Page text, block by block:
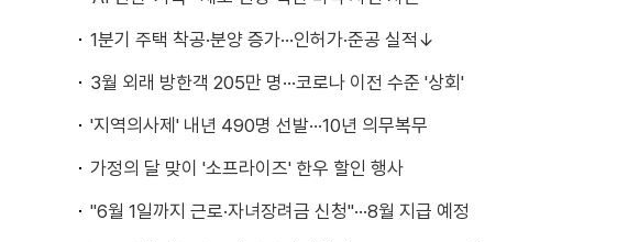
1분기 주택 착공·분양 증가···인허가·준공 실적↓
3월 외래 방한객 205만 명···코로나 이전 수준 '상회'
'지역의사제' 내년 490명 선발···10년 의무복무
가정의 달 맞이 '소프라이즈' 한우 할인 행사
"6월 1일까지 근로·자녀장려금 신청"···8월 지급 예정